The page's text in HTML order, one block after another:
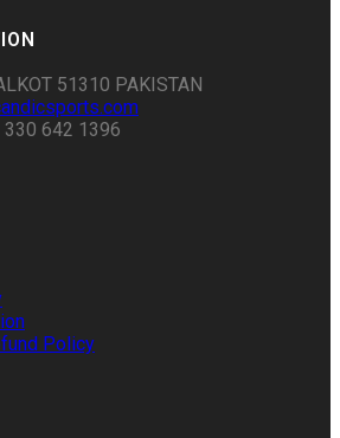
51310 PAKISTAN
642 1396
Policy